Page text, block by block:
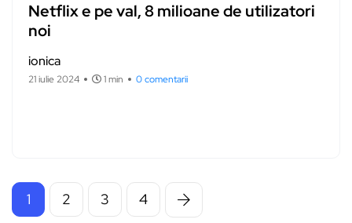
Netflix e pe val, 8 milioane de utilizatori
noi
ionica
21 iulie 2024 1 min 0 comentarii
1 2 3 4